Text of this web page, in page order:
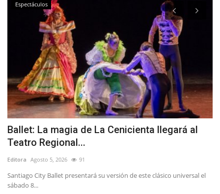
Espectáculos
Ballet: La magia de La Cenicienta llegará al
Teatro Regional...
Editora Agosto 5, 2026 91
Santiago City Ballet presentará su versión de este clásico universal el
sábado 8...